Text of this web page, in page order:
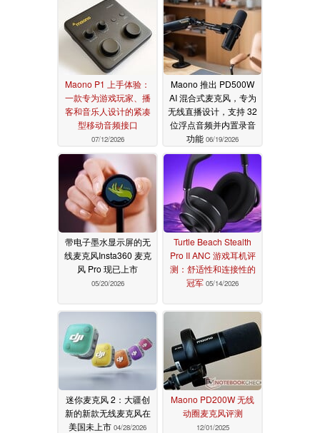
Maono P1 上手体验：
一款专为游戏玩家、播
客和音乐人设计的紧凑
型移动音频接口
07/12/2026
Maono 推出 PD500W
AI 混合式麦克风，专为
无线直播设计，支持 32
位浮点音频并内置录音
功能 06/19/2026
带电子墨水显示屏的无
线麦克风Insta360 麦克
风 Pro 现已上市
05/20/2026
Turtle Beach Stealth
Pro II ANC 游戏耳机评
测：舒适性和连接性的
冠军 05/14/2026
迷你麦克风 2：大疆创
新的新款无线麦克风在
美国未上市 04/28/2026
Maono PD200W 无线
动圈麦克风评测
12/01/2025